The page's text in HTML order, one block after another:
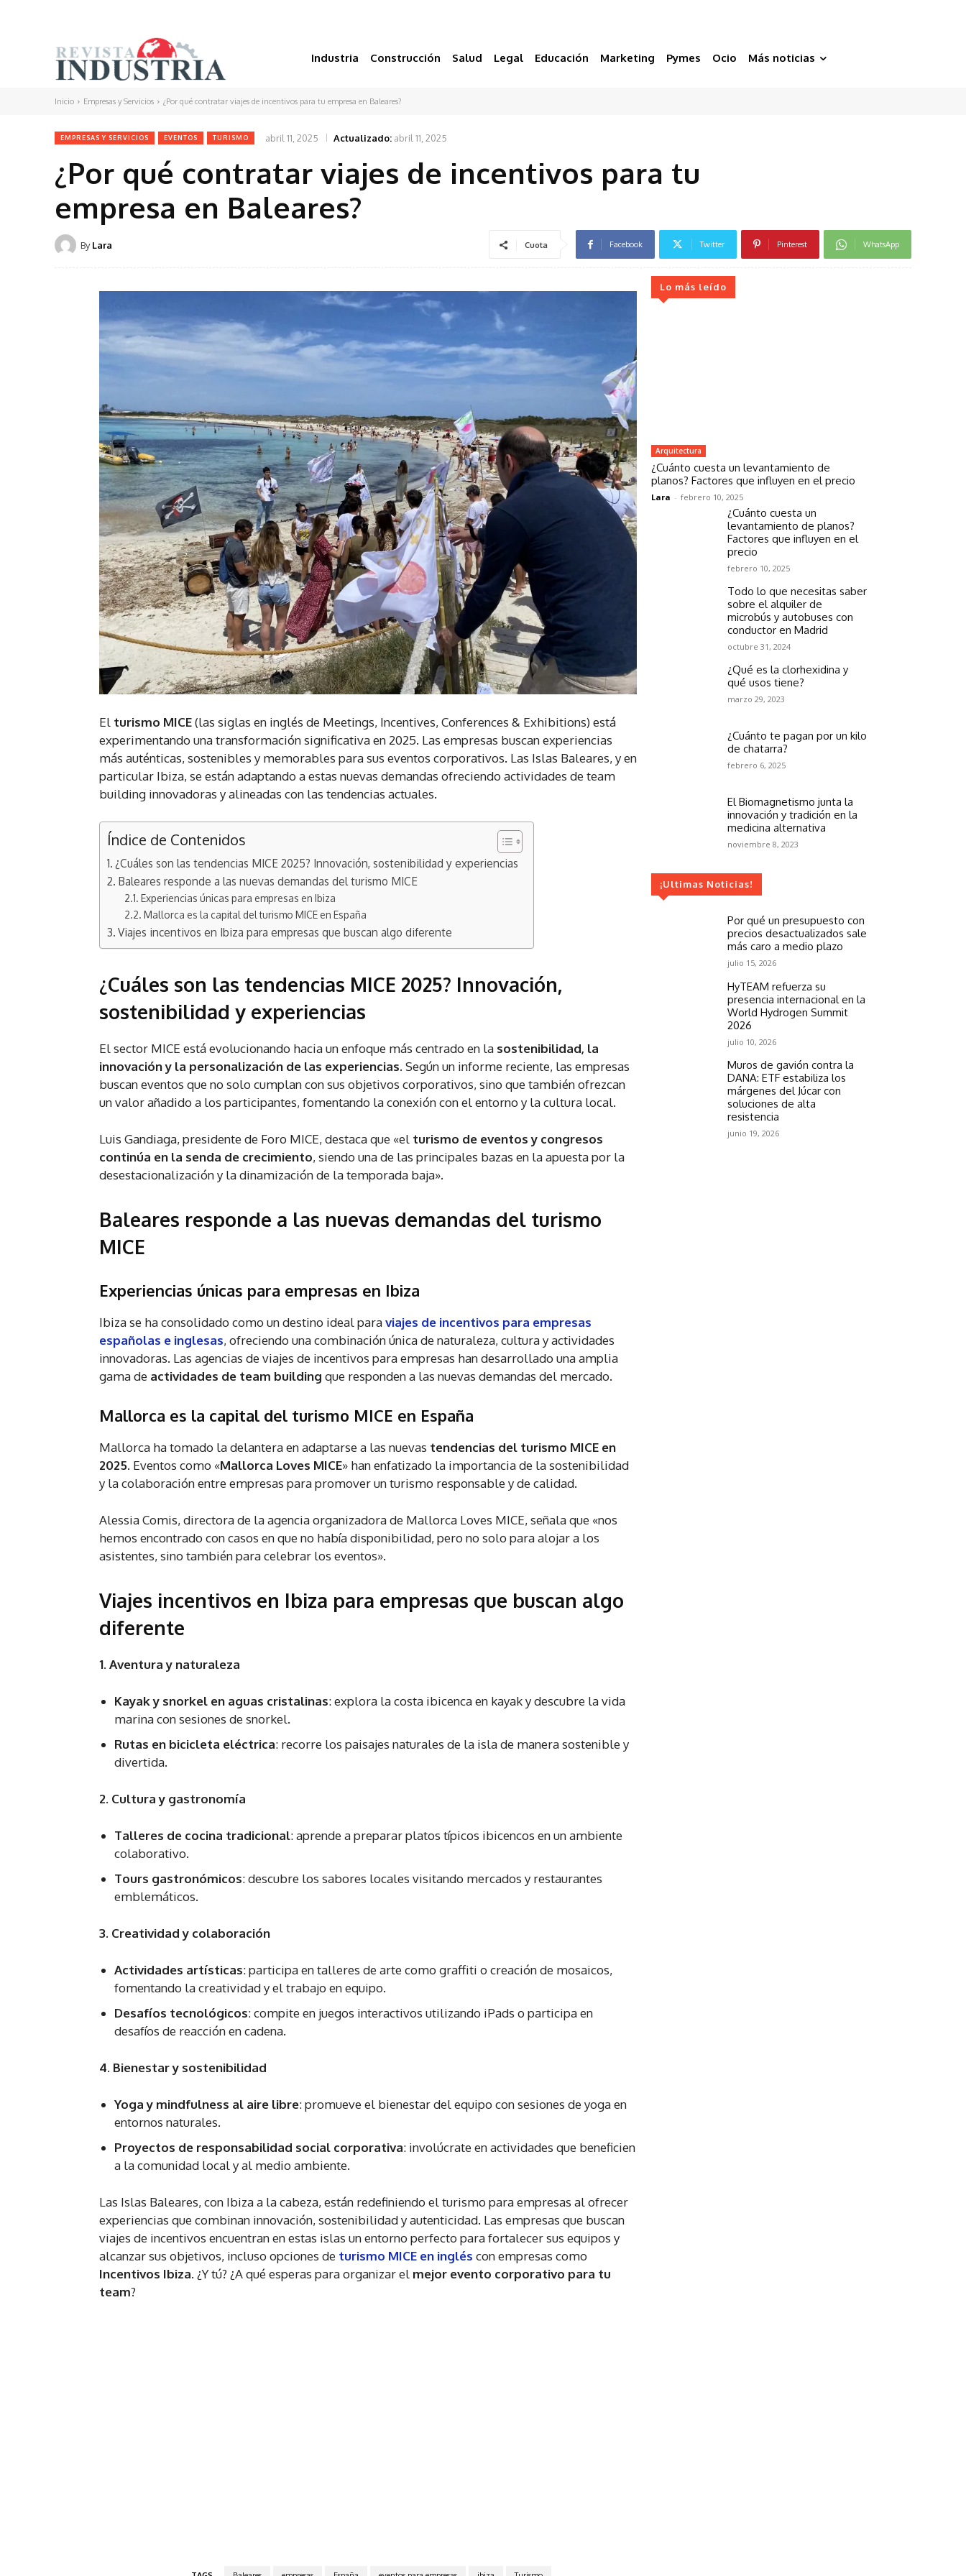
Industria Construcción Salud Legal Educación Marketing Pymes Ocio Más noticias
Inicio Empresas y Servicios ¿Por qué contratar viajes de incentivos para tu empresa en Baleares?
EMPRESAS Y SERVICIOS EVENTOS TURISMO abril 11, 2025 Actualizado: abril 11, 2025
¿Por qué contratar viajes de incentivos para tu
empresa en Baleares?
By Lara Cuota Facebook Twitter Pinterest WhatsApp
El turismo MICE(las siglas en inglés de Meetings, Incentives, Conferences & Exhibitions) está
experimentando una transformación significativa en 2025. Las empresas buscan experiencias
más auténticas, sostenibles y memorables para sus eventos corporativos. Las Islas Baleares, y en
particular Ibiza, se están adaptando a estas nuevas demandas ofreciendo actividades de team
building innovadoras y alineadas con las tendencias actuales.
Índice de Contenidos
¿Cuáles son las tendencias MICE 2025? Innovación, sostenibilidad y experiencias
Baleares responde a las nuevas demandas del turismo MICE
Experiencias únicas para empresas en Ibiza
Mallorca es la capital del turismo MICE en España
Viajes incentivos en Ibiza para empresas que buscan algo diferente
¿Cuáles son las tendencias MICE 2025? Innovación,
sostenibilidad y experiencias
El sector MICE está evolucionando hacia un enfoque más centrado en la sostenibilidad, la
innovación y la personalización de las experiencias. Según un informe reciente, las empresas
buscan eventos que no solo cumplan con sus objetivos corporativos, sino que también ofrezcan
un valor añadido a los participantes, fomentando la conexión con el entorno y la cultura local.
Luis Gandiaga, presidente de Foro MICE, destaca que «el turismo de eventos y congresos
continúa en la senda de crecimiento, siendo una de las principales bazas en la apuesta por la
desestacionalización y la dinamización de la temporada baja».
Baleares responde a las nuevas demandas del turismo
MICE
Experiencias únicas para empresas en Ibiza
Ibiza se ha consolidado como un destino ideal paraviajes de incentivos para empresas
españolas e inglesas, ofreciendo una combinación única de naturaleza, cultura y actividades
innovadoras. Las agencias de viajes de incentivos para empresas han desarrollado una amplia
gama de actividades de team building que responden a las nuevas demandas del mercado.
Mallorca es la capital del turismo MICE en España
Mallorca ha tomado la delantera en adaptarse a las nuevas tendencias del turismo MICE en
2025. Eventos como «Mallorca Loves MICE» han enfatizado la importancia de la sostenibilidad
y la colaboración entre empresas para promover un turismo responsable y de calidad.
Alessia Comis, directora de la agencia organizadora de Mallorca Loves MICE, señala que «nos
hemos encontrado con casos en que no había disponibilidad, pero no solo para alojar a los
asistentes, sino también para celebrar los eventos».
Viajes incentivos en Ibiza para empresas que buscan algo
diferente
1. Aventura y naturaleza
Kayak y snorkel en aguas cristalinas: explora la costa ibicenca en kayak y descubre la vida
marina con sesiones de snorkel.
Rutas en bicicleta eléctrica: recorre los paisajes naturales de la isla de manera sostenible y
divertida.
2. Cultura y gastronomía
Talleres de cocina tradicional: aprende a preparar platos típicos ibicencos en un ambiente
colaborativo.
Tours gastronómicos: descubre los sabores locales visitando mercados y restaurantes
emblemáticos.
3. Creatividad y colaboración
Actividades artísticas: participa en talleres de arte como graffiti o creación de mosaicos,
fomentando la creatividad y el trabajo en equipo.
Desafíos tecnológicos: compite en juegos interactivos utilizando iPads o participa en
desafíos de reacción en cadena.
4. Bienestar y sostenibilidad
Yoga y mindfulness al aire libre: promueve el bienestar del equipo con sesiones de yoga en
entornos naturales.
Proyectos de responsabilidad social corporativa: involúcrate en actividades que beneficien
a la comunidad local y al medio ambiente.
Las Islas Baleares, con Ibiza a la cabeza, están redefiniendo el turismo para empresas al ofrecer
experiencias que combinan innovación, sostenibilidad y autenticidad. Las empresas que buscan
viajes de incentivos encuentran en estas islas un entorno perfecto para fortalecer sus equipos y
alcanzar sus objetivos, incluso opciones de turismo MICE en inglés con empresas como
Incentivos Ibiza. ¿Y tú? ¿A qué esperas para organizar el mejor evento corporativo para tu
team?
Lo más leído
Arquitectura
¿Cuánto cuesta un levantamiento de
planos? Factores que influyen en el precio
Lara - febrero 10, 2025
¿Cuánto cuesta un
levantamiento de planos?
Factores que influyen en el
precio
febrero 10, 2025
Todo lo que necesitas saber
sobre el alquiler de
microbús y autobuses con
conductor en Madrid
octubre 31, 2024
¿Qué es la clorhexidina y
qué usos tiene?
marzo 29, 2023
¿Cuánto te pagan por un kilo
de chatarra?
febrero 6, 2025
El Biomagnetismo junta la
innovación y tradición en la
medicina alternativa
noviembre 8, 2023
¡Ultimas Noticias!
Por qué un presupuesto con
precios desactualizados sale
más caro a medio plazo
julio 15, 2026
HyTEAM refuerza su
presencia internacional en la
World Hydrogen Summit
2026
julio 10, 2026
Muros de gavión contra la
DANA: ETF estabiliza los
márgenes del Júcar con
soluciones de alta
resistencia
junio 19, 2026